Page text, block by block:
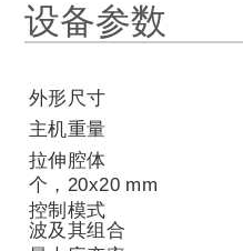
设备参数
外形尺
主机重
拉伸腔
个， 20x20 mm
控制模式 三角
波及其组合